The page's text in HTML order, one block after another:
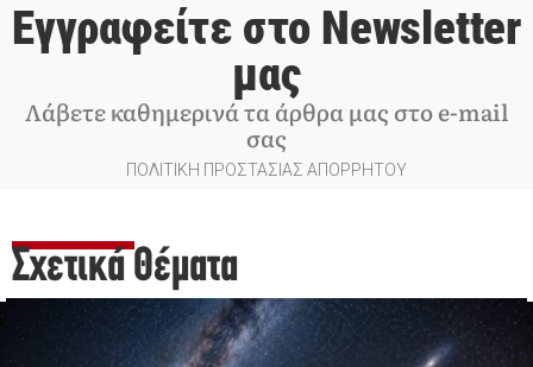
Εγγραφείτε στο Newsletter
μας
Λάβετε καθημερινά τα άρθρα μας στο e-mail
σας
ΠΟΛΙΤΙΚΗ ΠΡΟΣΤΑΣΙΑΣ ΑΠΟΡΡΗΤΟΥ
Σχετικά Θέματα